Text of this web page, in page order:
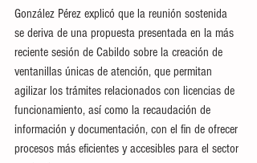
González Pérez explicó que la reunión sostenida
se deriva de una propuesta presentada en la más
reciente sesión de Cabildo sobre la creación de
ventanillas únicas de atención, que permitan
agilizar los trámites relacionados con licencias de
funcionamiento, así como la recaudación de
información y documentación, con el fin de ofrecer
procesos más eficientes y accesibles para el sector